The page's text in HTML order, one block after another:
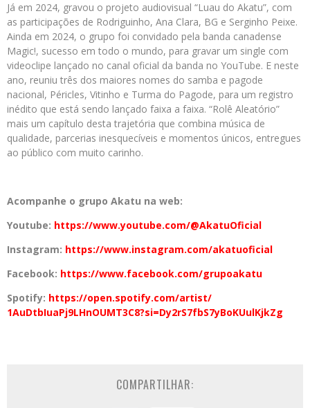
Já em 2024, gravou o projeto audiovisual “Luau do Akatu”, com
as participações de Rodriguinho, Ana Clara, BG e Serginho Peixe.
Ainda em 2024, o grupo foi convidado pela banda canadense
Magic!, sucesso em todo o mundo, para gravar um single com
videoclipe lançado no canal oficial da banda no YouTube. E neste
ano, reuniu três dos maiores nomes do samba e pagode
nacional, Péricles, Vitinho e Turma do Pagode, para um registro
inédito que está sendo lançado faixa a faixa. “Rolê Aleatório”
mais um capítulo desta trajetória que combina música de
qualidade, parcerias inesquecíveis e momentos únicos, entregues
ao público com muito carinho.
Acompanhe o grupo Akatu na web:
Youtube: https://www.youtube.com/@AkatuOficial
Instagram: https://www.instagram.com/akatuoficial
Facebook: https://www.facebook.com/grupoakatu
Spotify: https://open.spotify.com/artist/
1AuDtbIuaPj9LHnOUMT3C8?si=Dy2rS7fbS7yBoKUulKjkZg
COMPARTILHAR: